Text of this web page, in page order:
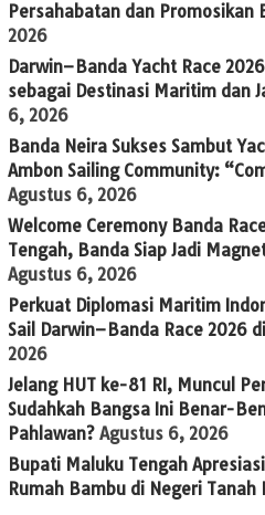
Persahabatan dan Promosikan
2026
Darwin–Banda Yacht Race
sebagai Destinasi Maritim dan
6, 2026
Banda Neira Sukses Sambut
Ambon Sailing Community:
Agustus 6, 2026
Welcome Ceremony Banda
Tengah, Banda Siap Jadi
Agustus 6, 2026
Perkuat Diplomasi Maritim
Sail Darwin–Banda Race 2026
2026
Jelang HUT ke-81 RI, Muncul
Sudahkah Bangsa Ini Benar-
Pahlawan? Agustus 6, 2026
Bupati Maluku Tengah
Rumah Bambu di Negeri Tanah